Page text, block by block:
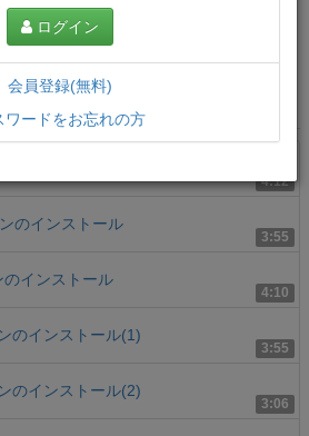
4:12
3:55
のインストール
4:10
インストール
3:55
のインストール(1)
3:06
のインストール(2)
ログイン
会員登録(無料)
ワードをお忘れの方